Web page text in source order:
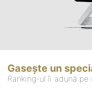
Gasește un
Ranking-ul îi adună